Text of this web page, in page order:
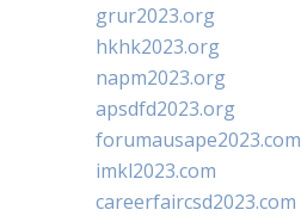
grur2023.org
hkhk2023.org
napm2023.org
apsdfd2023.org
forumausape2023.com
imkl2023.com
careerfaircsd2023.com